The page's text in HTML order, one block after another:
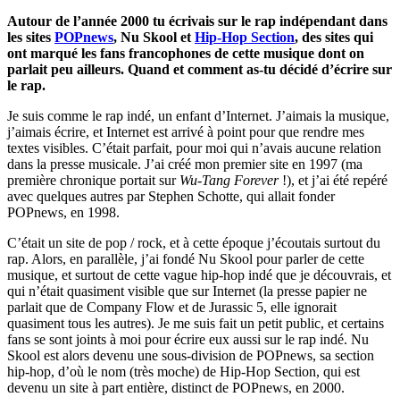
Autour de l’année 2000 tu écrivais sur le rap indépendant dans
les sites POPnews, Nu Skool et Hip-Hop Section, des sites qui
ont marqué les fans francophones de cette musique dont on
parlait peu ailleurs. Quand et comment as-tu décidé d’écrire sur
le rap.
Je suis comme le rap indé, un enfant d’Internet. J’aimais la musique,
j’aimais écrire, et Internet est arrivé à point pour que rendre mes
textes visibles. C’était parfait, pour moi qui n’avais aucune relation
dans la presse musicale. J’ai créé mon premier site en 1997 (ma
première chronique portait sur Wu-Tang Forever!), et j’ai été repéré
avec quelques autres par Stephen Schotte, qui allait fonder
POPnews, en 1998.
C’était un site de pop / rock, et à cette époque j’écoutais surtout du
rap. Alors, en parallèle, j’ai fondé Nu Skool pour parler de cette
musique, et surtout de cette vague hip-hop indé que je découvrais, et
qui n’était quasiment visible que sur Internet (la presse papier ne
parlait que de Company Flow et de Jurassic 5, elle ignorait
quasiment tous les autres). Je me suis fait un petit public, et certains
fans se sont joints à moi pour écrire eux aussi sur le rap indé. Nu
Skool est alors devenu une sous-division de POPnews, sa section
hip-hop, d’où le nom (très moche) de Hip-Hop Section, qui est
devenu un site à part entière, distinct de POPnews, en 2000.